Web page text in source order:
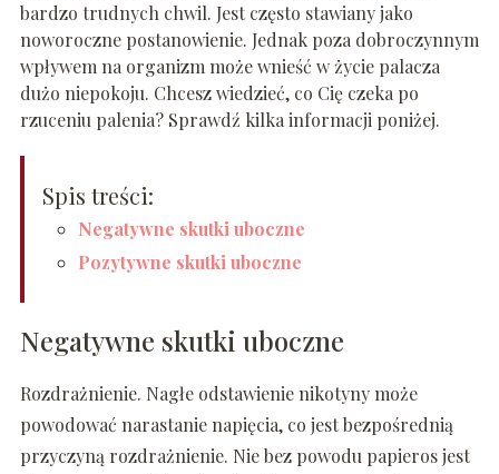
bardzo trudnych chwil. Jest często stawiany jako
noworoczne postanowienie. Jednak poza dobroczynnym
wpływem na organizm może wnieść w życie palacza
dużo niepokoju. Chcesz wiedzieć, co Cię czeka po
rzuceniu palenia? Sprawdź kilka informacji poniżej.
Spis treści:
Negatywne skutki uboczne
Pozytywne skutki uboczne
Negatywne skutki uboczne
Rozdrażnienie. Nagłe odstawienie nikotyny może
powodować narastanie napięcia, co jest bezpośrednią
przyczyną rozdrażnienie. Nie bez powodu papieros jest